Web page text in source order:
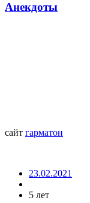
Анекдоты
сайт гарматон
23.02.2021
5 лет